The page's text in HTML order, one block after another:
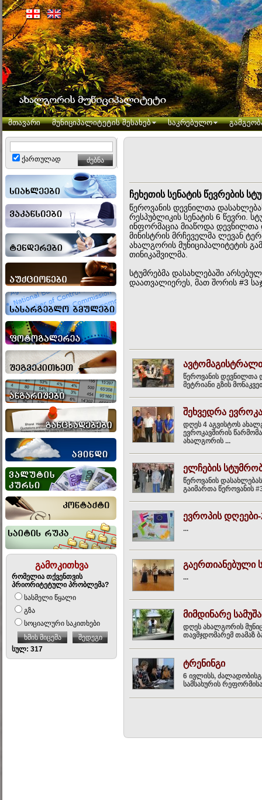
მთავარი მუნიციპალიტეტის შესახებ საკრებულო
ქართულად
გამოკითხვა
რომელია თქვენთვის
პრიორიტეტული პრობლემა?
სასმელი წყალი
გზა
სოციალური საკითხები
ხმის მიცემა
შედეგი
სულ: 317
ჩეხეთის სენატის წევრების
წეროვანის დევნილთა
რესპუბლიკის სენატის 6 წევრი.
ინფორმაცია მიაწოდა დევნილთა
მინისტრის მრჩეველმა ლევან
ახალგორის მუნიციპალიტეტის
თინიკაშვილმა.
სტუმრებმა დასახლებაში
დაათვალიერეს, მათ შორის #3
წეროვანის დევნილთა
მეტრიანი გზის
შეხვედრა
დღეს 4 აგვისტოს
ევროკავშირის
ახალგორის ...
ელჩების
წეროვანის
გაიმართა წეროვანის
ევროპის
...
გაერთიანებული
...
მიმდინარე
დღეს ახალგორის
თავმჯდომარემ თამაზ
ტრენინგი
6 ივლისს,
სამსახურის